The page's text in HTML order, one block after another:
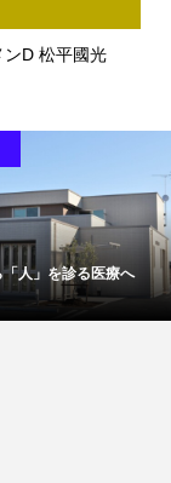
D 松平國光
「人」を診る医療へ